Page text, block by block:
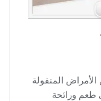
المنقولة
طعم ورائحة